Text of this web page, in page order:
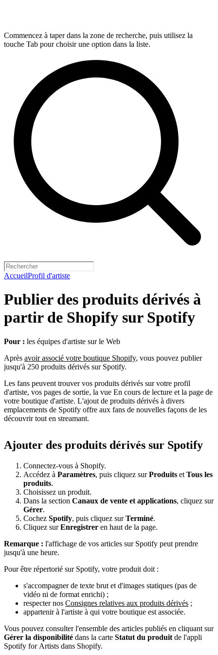
Commencez à taper dans la zone de recherche, puis utilisez la
touche Tab pour choisir une option dans la liste.
AccueilProfil d'artiste
Publier des produits dérivés à
partir de Shopify sur Spotify
Pour : les équipes d'artiste sur le Web
Après avoir associé votre boutique Shopify, vous pouvez publier
jusqu'à 250 produits dérivés sur Spotify.
Les fans peuvent trouver vos produits dérivés sur votre profil
d'artiste, vos pages de sortie, la vue En cours de lecture et la page de
votre boutique d'artiste. L'ajout de produits dérivés à divers
emplacements de Spotify offre aux fans de nouvelles façons de les
découvrir tout en streamant.
Ajouter des produits dérivés sur Spotify
Connectez-vous à Shopify.
Accédez à Paramètres, puis cliquez surProduits et Tous les
produits.
Choisissez un produit.
Dans la section Canaux de vente et applications, cliquez sur
Gérer.
Cochez Spotify, puis cliquez surTerminé.
Cliquez surEnregistrer en haut de la page.
Remarque : l'affichage de vos articles sur Spotify peut prendre
jusqu'à une heure.
Pour être répertorié sur Spotify, votre produit doit :
s'accompagner de texte brut et d'images statiques (pas de
vidéo ni de format enrichi) ;
respecter nos Consignes relatives aux produits dérivés ;
appartenir à l'artiste à qui votre boutique est associée.
Vous pouvez consulter l'ensemble des articles publiés en cliquant sur
Gérer la disponibilité dans la carte Statut du produit de l'appli
Spotify for Artists dans Shopify.